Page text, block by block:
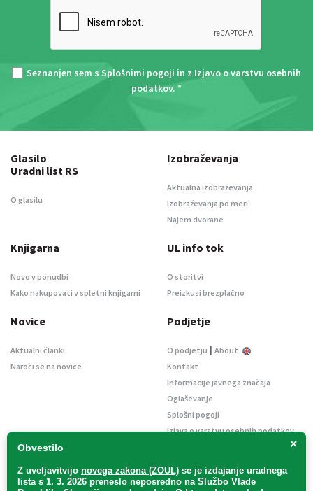
Seznanjen sem s Splošnimi pogoji in z Izjavo o varstvu osebnih
podatkov. *
×
Obvestilo
Z uveljavitvijo novega zakona (ZOUL) se je izdajanje uradnega
lista s 1. 3. 2026 preneslo neposredno na Službo Vlade
Glasilo
Uradni list RS
O glasilu
Izobraževanja
Aktualna izobraževanja
Izobraževanja po meri
Najem dvorane
Knjigarna
Novo v ponudbi
Kako nakupovati v spletni knjigarni
UL info tok
O storitvi
Preizkusi brezplačno
Novice
Aktualni članki
Naroči se na novice
Podjetje
O podjetju | About
Kontakt
Informacije javnega značaja
Oglaševanje
Splošni pogoji
Izjava o varstvu osebnih podatkov